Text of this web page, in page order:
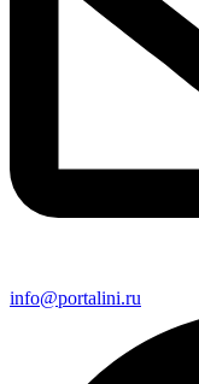
info@portalini.ru